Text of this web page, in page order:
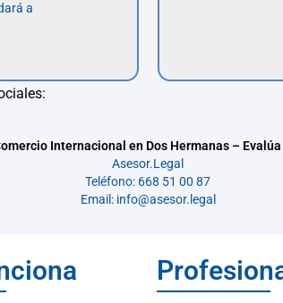
a
Internacional en Dos Hermanas – Evalúa
Asesor.Legal
Teléfono: 668 51 00 87
Email: info@asesor.legal